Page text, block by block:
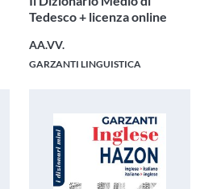
Tedesco + licenza online
AA.VV.
GARZANTI LINGUISTICA